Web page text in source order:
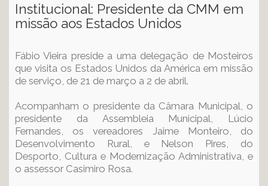
Institucional: Presidente da CMM em
missão aos Estados Unidos
Fábio Vieira preside a uma delegação de Mosteiros
que visita os Estados Unidos da América em missão
de serviço, de 21 de março a 2 de abril.
Acompanham o presidente da Câmara Municipal, o
presidente da Assembleia Municipal, Lúcio
Fernandes, os vereadores Jaime Monteiro, do
Desenvolvimento Rural, e Nelson Pires, do
Desporto, Cultura e Modernização Administrativa, e
o assessor Casimiro Rosa.